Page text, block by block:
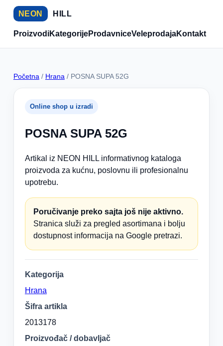
NEON HILL
ProizvodiKategorijeProdavniceVeleprodajaKontakt
Početna / Hrana / POSNA SUPA 52G
Online shop u izradi
POSNA SUPA 52G
Artikal iz NEON HILL informativnog kataloga
proizvoda za kućnu, poslovnu ili profesionalnu
upotrebu.
Poručivanje preko sajta još nije aktivno.
Stranica služi za pregled asortimana i bolju
dostupnost informacija na Google pretrazi.
Kategorija
Hrana
Šifra artikla
2013178
Proizvođač / dobavljač